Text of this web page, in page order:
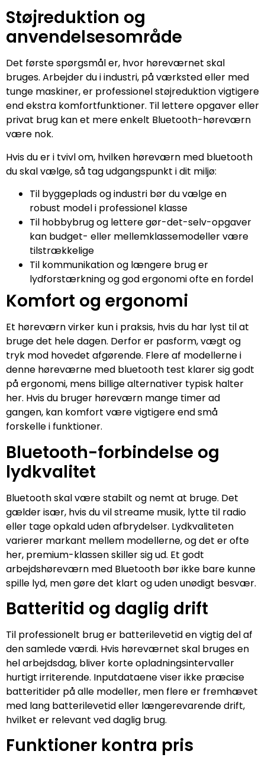
Støjreduktion og
anvendelsesområde
Det første spørgsmål er, hvor høreværnet skal
bruges. Arbejder du i industri, på værksted eller med
tunge maskiner, er professionel støjreduktion vigtigere
end ekstra komfortfunktioner. Til lettere opgaver eller
privat brug kan et mere enkelt Bluetooth-høreværn
være nok.
Hvis du er i tvivl om, hvilken høreværn med bluetooth
du skal vælge, så tag udgangspunkt i dit miljø:
Til byggeplads og industri bør du vælge en
robust model i professionel klasse
Til hobbybrug og lettere gør-det-selv-opgaver
kan budget- eller mellemklassemodeller være
tilstrækkelige
Til kommunikation og længere brug er
lydforstærkning og god ergonomi ofte en fordel
Komfort og ergonomi
Et høreværn virker kun i praksis, hvis du har lyst til at
bruge det hele dagen. Derfor er pasform, vægt og
tryk mod hovedet afgørende. Flere af modellerne i
denne høreværne med bluetooth test klarer sig godt
på ergonomi, mens billige alternativer typisk halter
her. Hvis du bruger høreværn mange timer ad
gangen, kan komfort være vigtigere end små
forskelle i funktioner.
Bluetooth-forbindelse og
lydkvalitet
Bluetooth skal være stabilt og nemt at bruge. Det
gælder især, hvis du vil streame musik, lytte til radio
eller tage opkald uden afbrydelser. Lydkvaliteten
varierer markant mellem modellerne, og det er ofte
her, premium-klassen skiller sig ud. Et godt
arbejdshøreværn med Bluetooth bør ikke bare kunne
spille lyd, men gøre det klart og uden unødigt besvær.
Batteritid og daglig drift
Til professionelt brug er batterilevetid en vigtig del af
den samlede værdi. Hvis høreværnet skal bruges en
hel arbejdsdag, bliver korte opladningsintervaller
hurtigt irriterende. Inputdataene viser ikke præcise
batteritider på alle modeller, men flere er fremhævet
med lang batterilevetid eller længerevarende drift,
hvilket er relevant ved daglig brug.
Funktioner kontra pris